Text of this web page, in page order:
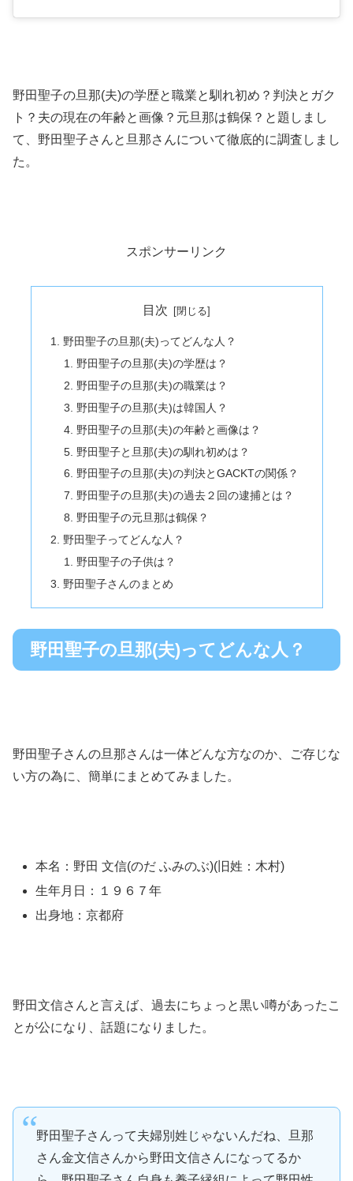
野田聖子の旦那(夫)の学歴と職業と馴れ初め？判決とガク
ト？夫の現在の年齢と画像？元旦那は鶴保？と題しまし
て、野田聖子さんと旦那さんについて徹底的に調査しまし
た。
スポンサーリンク
目次
野田聖子の旦那(夫)ってどんな人？
野田聖子の旦那(夫)の学歴は？
野田聖子の旦那(夫)の職業は？
野田聖子の旦那(夫)は韓国人？
野田聖子の旦那(夫)の年齢と画像は？
野田聖子と旦那(夫)の馴れ初めは？
野田聖子の旦那(夫)の判決とGACKTの関係？
野田聖子の旦那(夫)の過去２回の逮捕とは？
野田聖子の元旦那は鶴保？
野田聖子ってどんな人？
野田聖子の子供は？
野田聖子さんのまとめ
野田聖子の旦那(夫)ってどんな人？
野田聖子さんの旦那さんは一体どんな方なのか、ご存じな
い方の為に、簡単にまとめてみました。
本名：野田 文信(のだ ふみのぶ)(旧姓：木村)
生年月日：１９６７年
出身地：京都府
野田文信さんと言えば、過去にちょっと黒い噂があったこ
とが公になり、話題になりました。
野田聖子さんって夫婦別姓じゃないんだね、旦那
さん金文信さんから野田文信さんになってるか